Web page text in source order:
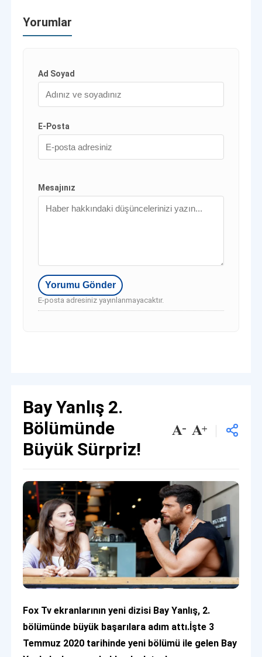
Yorumlar
Ad Soyad
E-Posta
Mesajınız
E-posta adresiniz yayınlanmayacaktır.
Bay Yanlış 2.
Bölümünde
Büyük Sürpriz!
Fox Tv ekranlarının yeni dizisi Bay Yanlış, 2.
bölümünde büyük başarılara adım attı.İşte 3
Temmuz 2020 tarihinde yeni bölümü ile gelen Bay